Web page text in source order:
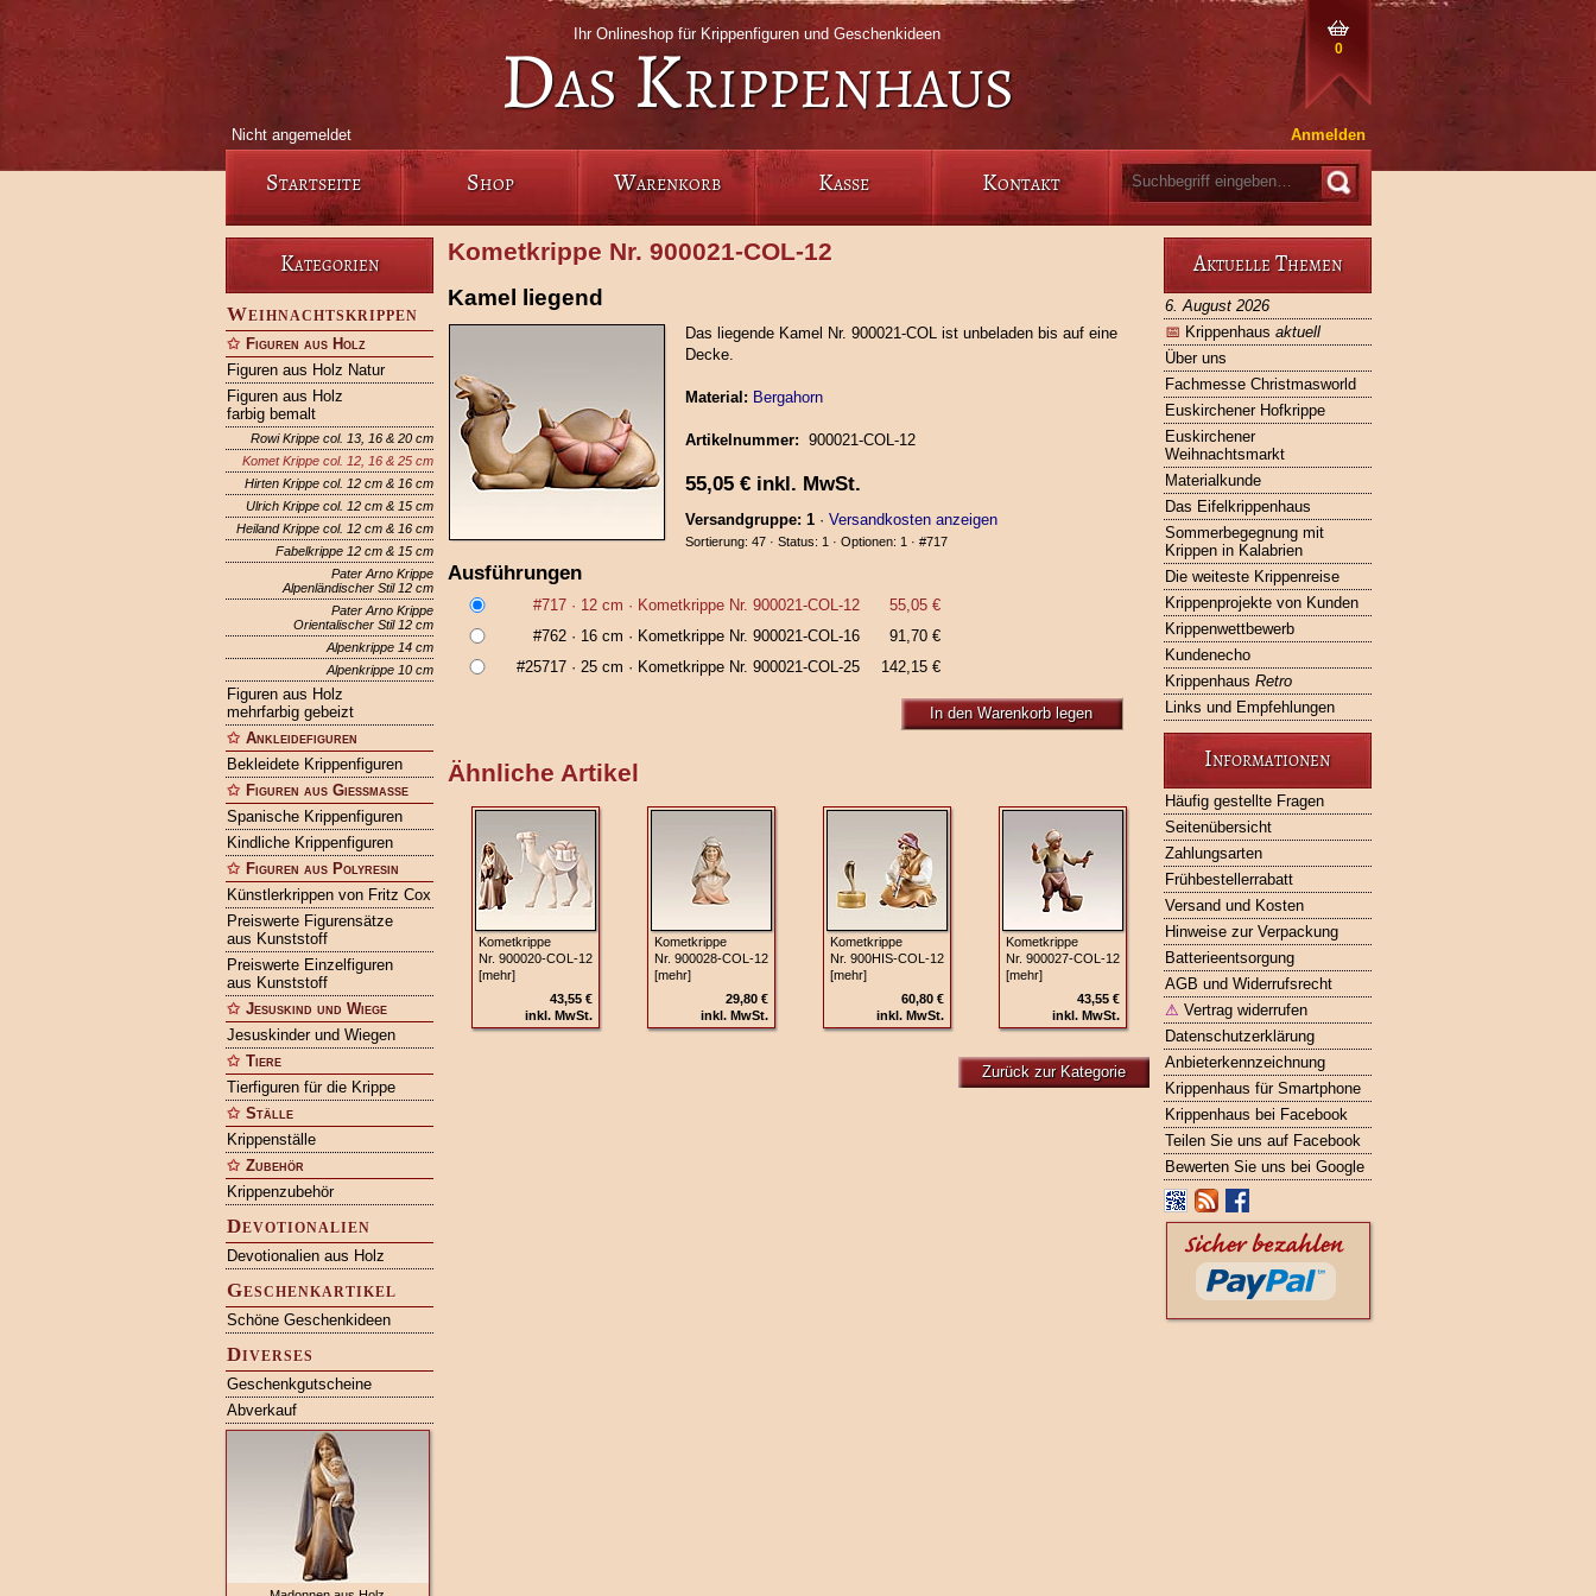
0
Ihr Onlineshop für Krippenfiguren und Geschenkideen
Das Krippenhaus
Nicht angemeldet Anmelden
Startseite Shop Warenkorb Kasse Kontakt
Kategorien
Weihnachtskrippen
Figuren aus Holz
Figuren aus Holz Natur
Figuren aus Holz
farbig bemalt
Rowi Krippe col. 13, 16 & 20 cm
Komet Krippe col. 12, 16 & 25 cm
Hirten Krippe col. 12 cm & 16 cm
Ulrich Krippe col. 12 cm & 15 cm
Heiland Krippe col. 12 cm & 16 cm
Fabelkrippe 12 cm & 15 cm
Pater Arno Krippe
Alpenländischer Stil 12 cm
Pater Arno Krippe
Orientalischer Stil 12 cm
Alpenkrippe 14 cm
Alpenkrippe 10 cm
Figuren aus Holz
mehrfarbig gebeizt
Ankleidefiguren
Bekleidete Krippenfiguren
Figuren aus Gießmasse
Spanische Krippenfiguren
Kindliche Krippenfiguren
Figuren aus Polyresin
Künstlerkrippen von Fritz Cox
Preiswerte Figurensätze
aus Kunststoff
Preiswerte Einzelfiguren
aus Kunststoff
Jesuskind und Wiege
Jesuskinder und Wiegen
Tiere
Tierfiguren für die Krippe
Ställe
Krippenställe
Zubehör
Krippenzubehör
Devotionalien
Devotionalien aus Holz
Geschenkartikel
Schöne Geschenkideen
Diverses
Geschenkgutscheine
Abverkauf
Aktuelle Themen
6. August 2026
📅 Krippenhaus aktuell
Über uns
Fachmesse Christmasworld
Euskirchener Hofkrippe
Euskirchener
Weihnachtsmarkt
Materialkunde
Das Eifelkrippenhaus
Sommerbegegnung mit
Krippen in Kalabrien
Die weiteste Krippenreise
Krippenprojekte von Kunden
Krippenwettbewerb
Kundenecho
Krippenhaus Retro
Links und Empfehlungen
Informationen
Häufig gestellte Fragen
Seitenübersicht
Zahlungsarten
Frühbestellerrabatt
Versand und Kosten
Hinweise zur Verpackung
Batterieentsorgung
AGB und Widerrufsrecht
⚠ Vertrag widerrufen
Datenschutzerklärung
Anbieterkennzeichnung
Krippenhaus für Smartphone
Krippenhaus bei Facebook
Teilen Sie uns auf Facebook
Bewerten Sie uns bei Google
Kometkrippe Nr. 900021‑COL‑12
Kamel liegend
Das liegende Kamel Nr. 900021-COL ist unbeladen bis auf eine
Decke.
Material: Bergahorn
Artikelnummer: 900021‑COL‑12
55,05 €inkl. MwSt.
Versandgruppe: 1· Versandkosten anzeigen
Sortierung: 47 · Status: 1 · Optionen: 1 · #717
Ausführungen
#717· 12 cm · Kometkrippe Nr. 900021‑COL-12
55,05 €
#762· 16 cm · Kometkrippe Nr. 900021‑COL-16
91,70 €
#25717· 25 cm · Kometkrippe Nr. 900021‑COL-25 142,15 €
In den Warenkorb legen
Ähnliche Artikel
Kometkrippe
Nr. 900020‑COL‑12
[mehr]
43,55 €
inkl. MwSt.
Kometkrippe
Nr. 900028‑COL‑12
[mehr]
29,80 €
inkl. MwSt.
Kometkrippe
Nr. 900HIS‑COL‑12
[mehr]
60,80 €
inkl. MwSt.
Kometkrippe
Nr. 900027‑COL‑12
[mehr]
43,55 €
inkl. MwSt.
Zurück zur Kategorie